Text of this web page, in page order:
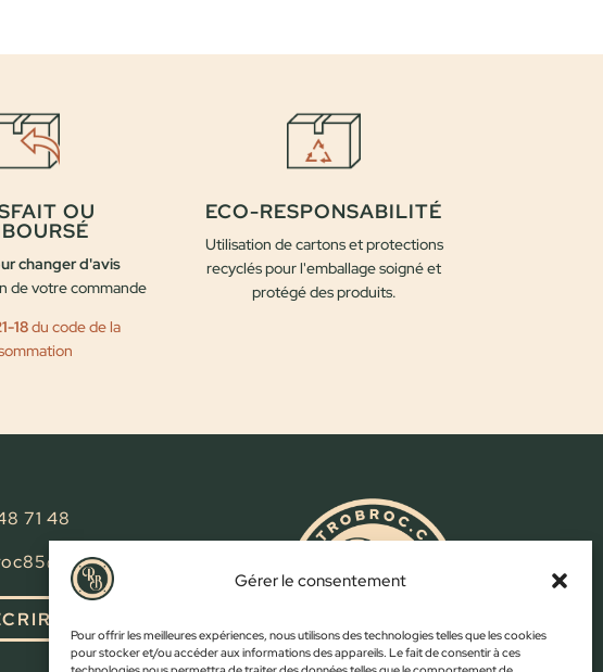
Gérer le consentement
Pour offrir les meilleures expériences, nous utilisons des technologies telles que les cookies
pour stocker et/ou accéder aux informations des appareils. Le fait de consentir à ces
OU
changer d'avis
de votre commande
18du code de la
ECO-RESPONSABILITÉ
Utilisation de cartons et protections
recyclés pour l'emballage soigné et
protégé des produits.
71 48